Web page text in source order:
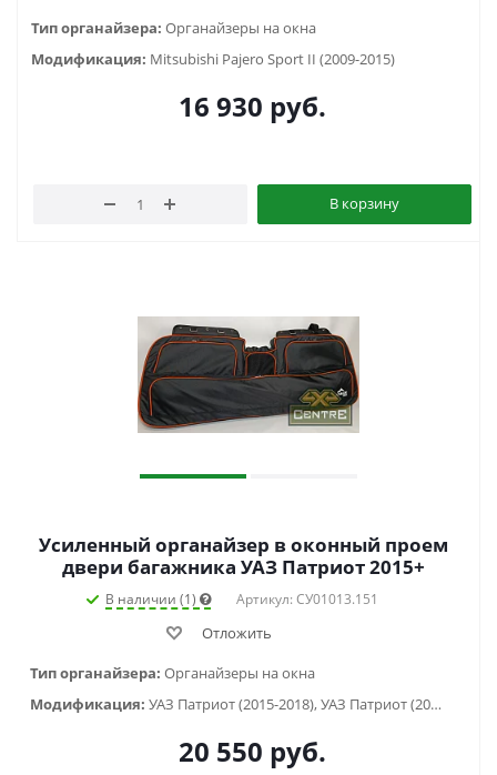
Тип органайзера: Органайзеры на окна
Модификация: Mitsubishi Pajero Sport II (2009-2015)
16 930 руб.
В корзину
Усиленный органайзер в оконный проем
двери багажника УАЗ Патриот 2015+
В наличии (1) Артикул: СУ01013.151
Отложить
Тип органайзера: Органайзеры на окна
Модификация:
УАЗ Патриот (2015-2018), УАЗ Патриот (2019-...)
20 550 руб.